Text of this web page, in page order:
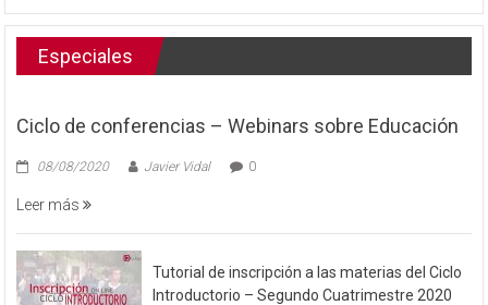
Especiales
Ciclo de conferencias – Webinars sobre Educación
08/08/2020 Javier Vidal 0
Leer más
Tutorial de inscripción a las materias del Ciclo
Introductorio – Segundo Cuatrimestre 2020